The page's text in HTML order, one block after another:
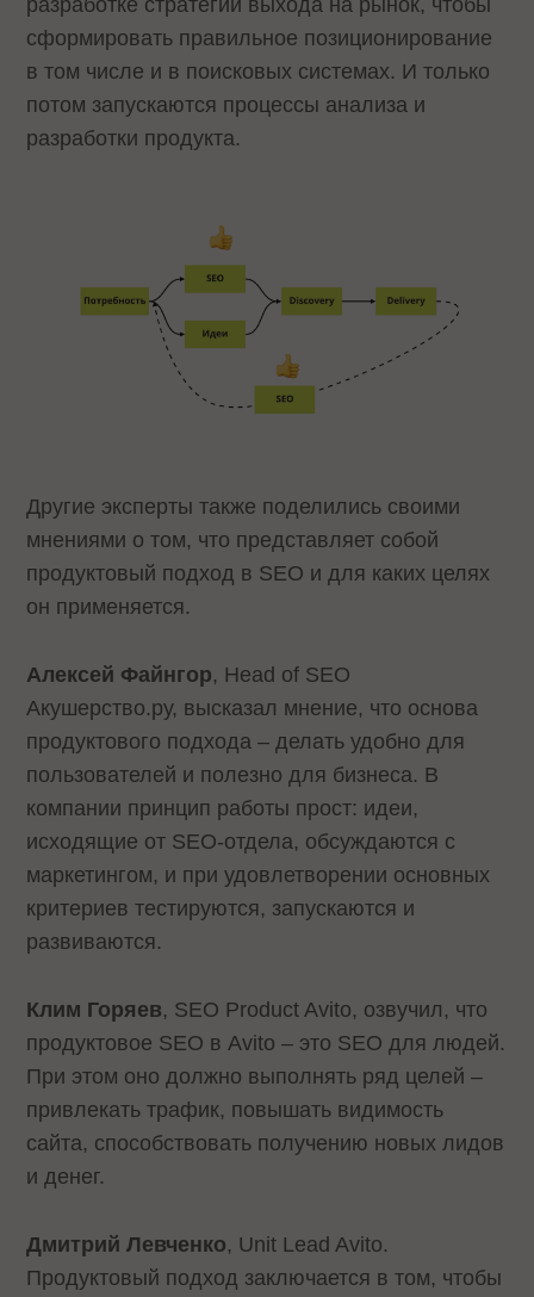
разработке стратегии выхода на рынок, чтобы
сформировать правильное позиционирование
в том числе и в поисковых системах. И только
потом запускаются процессы анализа и
разработки продукта.
Другие эксперты также поделились своими
мнениями о том, что представляет собой
продуктовый подход в SEO и для каких целях
он применяется.
Алексей Файнгор, Head of SEO
Акушерство.ру, высказал мнение, что основа
продуктового подхода – делать удобно для
пользователей и полезно для бизнеса. В
компании принцип работы прост: идеи,
исходящие от SEO-отдела, обсуждаются с
маркетингом, и при удовлетворении основных
критериев тестируются, запускаются и
развиваются.
Клим Горяев, SEO Product Avito, озвучил, что
продуктовое SEO в Avito – это SEO для людей.
При этом оно должно выполнять ряд целей –
привлекать трафик, повышать видимость
сайта, способствовать получению новых лидов
и денег.
Дмитрий Левченко, Unit Lead Avito.
Продуктовый подход заключается в том, чтобы